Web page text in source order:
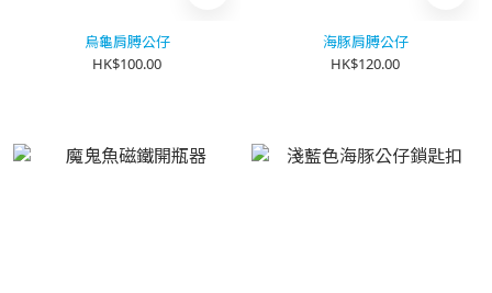
烏龜肩膊公仔
HK$100.00
海豚肩膊公仔
HK$120.00